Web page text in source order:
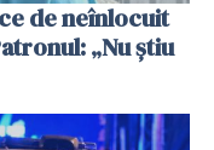
de neînlocuit
„Nu știu